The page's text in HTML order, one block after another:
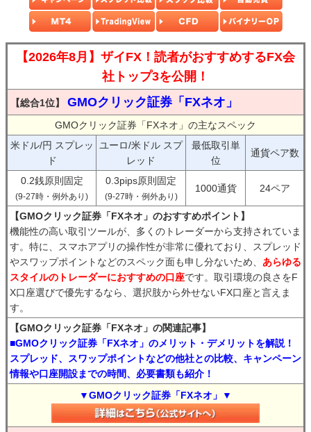
【2026年8月】ザイFX！読者がおすすめするFX会
社トップ3を公開！
【総合1位】 GMOクリック証券「FXネオ」
GMOクリック証券「FXネオ」の主なスペック
米ドル/円 スプレッ
ド
ユーロ/米ドル スプ
レッド
最低取引単
位
通貨ペア数
0.2銭原則固定
(9-27時・例外あり)
0.3pips原則固定
(9-27時・例外あり)
1000通貨 24ペア
【GMOクリック証券「FXネオ」のおすすめポイント】
機能性の高い取引ツールが、多くのトレーダーから支持されていま
す。特に、スマホアプリの操作性が非常に優れており、スプレッド
やスワップポイントなどのスペック面も申し分ないため、 あらゆる
スタイルのトレーダーにおすすめの口座です。取引環境の良さをF
X口座選びで優先するなら、選択肢から外せないFX口座と言えま
す。
【GMOクリック証券「FXネオ」の関連記事】
■GMOクリック証券「FXネオ」のメリット・デメリットを解説！
スプレッド、スワップポイントなどの他社との比較、キャンペーン
情報や口座開設までの時間、必要書類も紹介！
▼GMOクリック証券「FXネオ」▼